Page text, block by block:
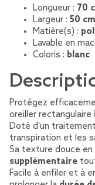
Longueur : 70
Largeur : 50 cm
Matière(s) :
Lavable en
Coloris : blanc
Protégez
oreiller rectangulaire
Doté d'un traitement
transpiration et les
Sa texture douce
supplémentaire
Facile à enfiler et à